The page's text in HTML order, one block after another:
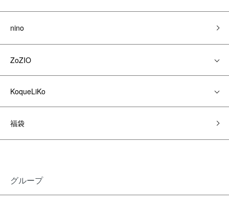
nino
ZoZIO
KoqueLiKo
福袋
グループ